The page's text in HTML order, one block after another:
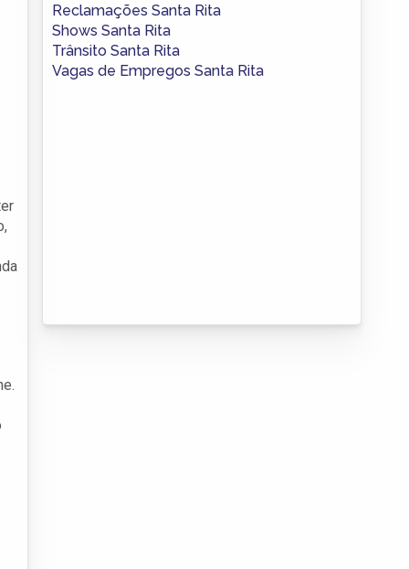
Reclamações Santa Rita
Shows Santa Rita
Trânsito Santa Rita
Vagas de Empregos Santa Rita